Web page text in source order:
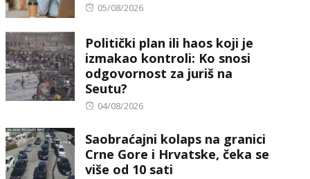
Posted
05/08/2026
Politički plan ili haos koji je
izmakao kontroli: Ko snosi
odgovornost za juriš na
Seutu?
Posted
04/08/2026
Saobraćajni kolaps na granici
Crne Gore i Hrvatske, čeka se
više od 10 sati